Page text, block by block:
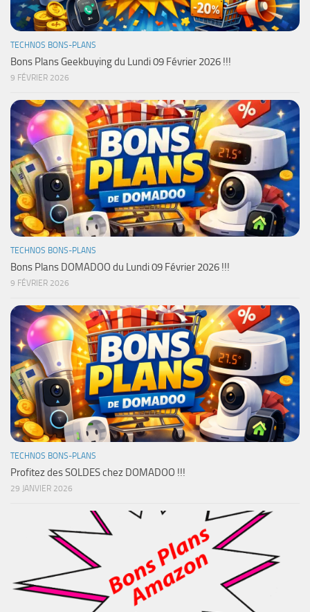
TECHNOS BONS-PLANS
Bons Plans Geekbuying du Lundi 09 Février 2026 !!!
9 FÉVRIER 2026
TECHNOS BONS-PLANS
Bons Plans DOMADOO du Lundi 09 Février 2026 !!!
9 FÉVRIER 2026
TECHNOS BONS-PLANS
Profitez des SOLDES chez DOMADOO !!!
29 JANVIER 2026